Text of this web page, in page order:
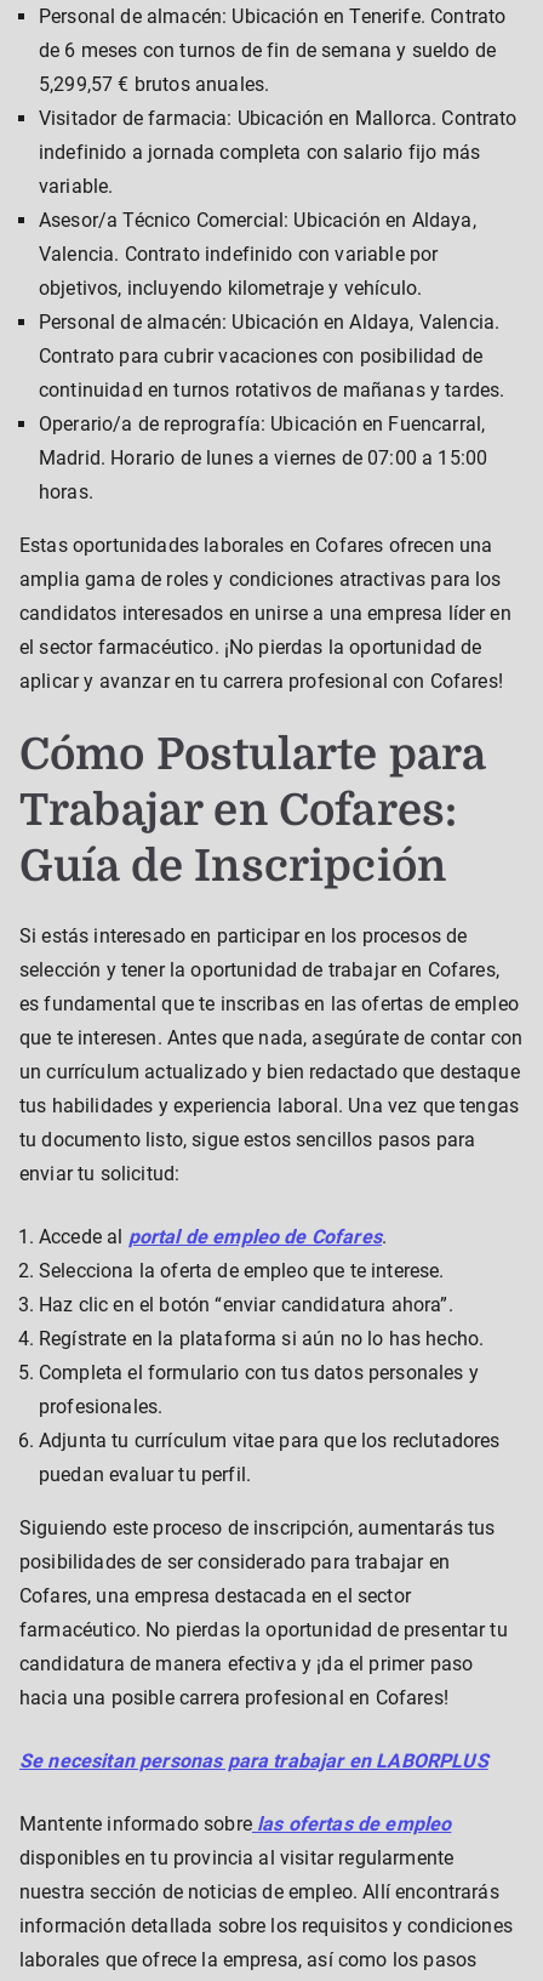
Personal de almacén: Ubicación en Tenerife. Contrato
de 6 meses con turnos de fin de semana y sueldo de
5,299,57 € brutos anuales.
Visitador de farmacia: Ubicación en Mallorca. Contrato
indefinido a jornada completa con salario fijo más
variable.
Asesor/a Técnico Comercial: Ubicación en Aldaya,
Valencia. Contrato indefinido con variable por
objetivos, incluyendo kilometraje y vehículo.
Personal de almacén: Ubicación en Aldaya, Valencia.
Contrato para cubrir vacaciones con posibilidad de
continuidad en turnos rotativos de mañanas y tardes.
Operario/a de reprografía: Ubicación en Fuencarral,
Madrid. Horario de lunes a viernes de 07:00 a 15:00
horas.
Estas oportunidades laborales en Cofares ofrecen una
amplia gama de roles y condiciones atractivas para los
candidatos interesados en unirse a una empresa líder en
el sector farmacéutico. ¡No pierdas la oportunidad de
aplicar y avanzar en tu carrera profesional con Cofares!
Cómo Postularte para
Trabajar en Cofares:
Guía de Inscripción
Si estás interesado en participar en los procesos de
selección y tener la oportunidad de trabajar en Cofares,
es fundamental que te inscribas en las ofertas de empleo
que te interesen. Antes que nada, asegúrate de contar con
un currículum actualizado y bien redactado que destaque
tus habilidades y experiencia laboral. Una vez que tengas
tu documento listo, sigue estos sencillos pasos para
enviar tu solicitud:
Accede al portal de empleo de Cofares.
Selecciona la oferta de empleo que te interese.
Haz clic en el botón “enviar candidatura ahora”.
Regístrate en la plataforma si aún no lo has hecho.
Completa el formulario con tus datos personales y
profesionales.
Adjunta tu currículum vitae para que los reclutadores
puedan evaluar tu perfil.
Siguiendo este proceso de inscripción, aumentarás tus
posibilidades de ser considerado para trabajar en
Cofares, una empresa destacada en el sector
farmacéutico. No pierdas la oportunidad de presentar tu
candidatura de manera efectiva y ¡da el primer paso
hacia una posible carrera profesional en Cofares!
Se necesitan personas para trabajar en LABORPLUS
Mantente informado sobrelas ofertas de empleo
disponibles en tu provincia al visitar regularmente
nuestra sección de noticias de empleo. Allí encontrarás
información detallada sobre los requisitos y condiciones
laborales que ofrece la empresa, así como los pasos